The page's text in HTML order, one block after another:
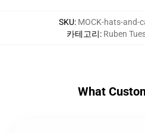
SKU: MOCK-hats-and-
카테고리: Ruben
What